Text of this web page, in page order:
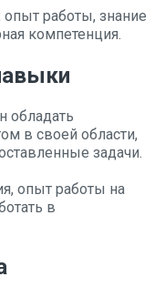
опыт работы, знание
компетенция.
обладать
в своей области,
задачи.
опыт работы на
в